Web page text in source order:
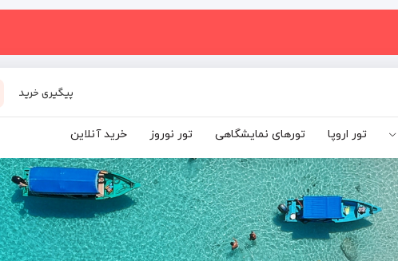
پیگیری خرید
تور اروپا تورهای نمایشگاهی تور نوروز خرید آنلاین